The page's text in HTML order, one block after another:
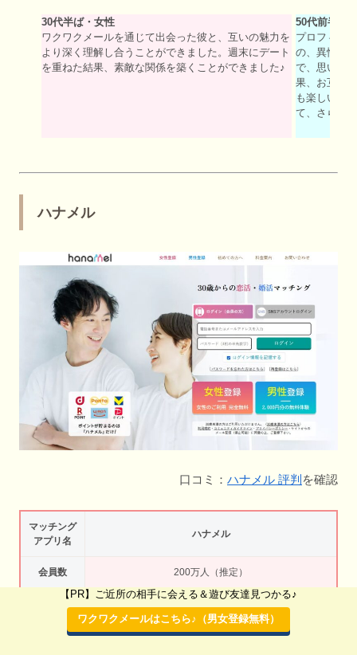
30代半ば・女性
ワクワクメールを通じて出会った彼と、互いの魅力を
より深く理解し合うことができました。週末にデート
を重ねた結果、素敵な関係を築くことができました♪
50代前半・
プロフィー
の、異性と
で、思いが
果、お互い
も楽しい体
て、さらな
ハナメル
口コミ： ハナメル 評判 を確認
マッチング
アプリ名
ハナメル
会員数 200万人（推定）
年齢層・年
【PR】ご近所の相手に会える＆遊び友達見つかる♪
ワクワクメールはこちら♪（男女登録無料）